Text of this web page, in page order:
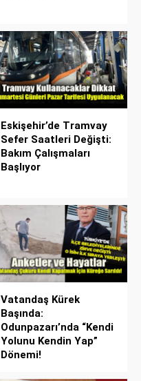
Eskişehir’de Tramvay
Sefer Saatleri Değişti:
Bakım Çalışmaları
Başlıyor
Vatandaş Kürek
Başında:
Odunpazarı’nda “Kendi
Yolunu Kendin Yap”
Dönemi!